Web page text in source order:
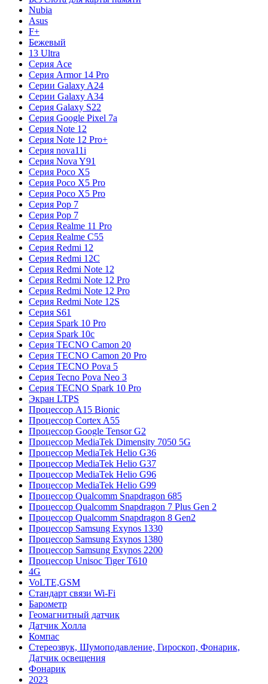
Nubia
Asus
F+
Бежевый
13 Ultra
Серия Ace
Серия Armor 14 Pro
Серии Galaxy A24
Серии Galaxy A34
Серия Galaxy S22
Серия Google Pixel 7a
Серия Note 12
Серия Note 12 Pro+
Серия nova11i
Серия Nova Y91
Серия Poco X5
Серия Poco X5 Pro
Серия Poco X5 Pro
Серия Pop 7
Серия Pop 7
Серия Realme 11 Pro
Серия Realme C55
Серия Redmi 12
Серия Redmi 12C
Серия Redmi Note 12
Серия Redmi Note 12 Pro
Серия Redmi Note 12 Pro
Серия Redmi Note 12S
Серия S61
Серия Spark 10 Pro
Серия Spark 10c
Серия TECNO Camon 20
Серия TECNO Camon 20 Pro
Серия TECNO Pova 5
Серия Tecno Pova Neo 3
Серия TECNO Spark 10 Pro
Экран LTPS
Процессор A15 Bionic
Процессор Cortex A55
Процессор Google Tensor G2
Процессор MediaTek Dimensity 7050 5G
Процессор MediaTek Helio G36
Процессор MediaTek Helio G37
Процессор MediaTek Helio G96
Процессор MediaTek Helio G99
Процессор Qualcomm Snapdragon 685
Процессор Qualcomm Snapdragon 7 Plus Gen 2
Процессор Qualcomm Snapdragon 8 Gen2
Процессор Samsung Exynos 1330
Процессор Samsung Exynos 1380
Процессор Samsung Exynos 2200
Процессор Unisoc Tiger T610
4G
VoLTE,GSM
Cтандарт связи Wi-Fi
Барометр
Геомагнитный датчик
Датчик Холла
Компас
Стереозвук, Шумоподавление, Гироскоп, Фонарик,
Датчик освещения
Фонарик
2023